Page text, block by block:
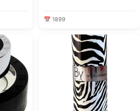
📅 1899